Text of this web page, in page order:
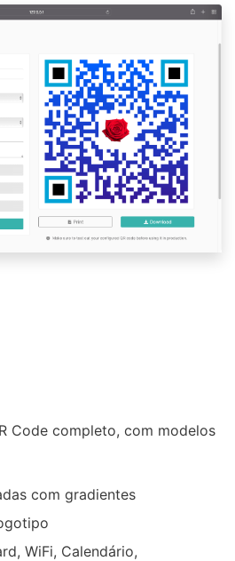
Code completo, com modelos
com gradientes
WiFi, Calendário,